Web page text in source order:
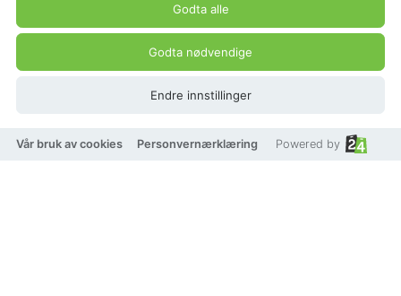
Godta alle
Godta nødvendige
Endre innstillinger
Vår bruk av cookies Personvernærklæring Powered by